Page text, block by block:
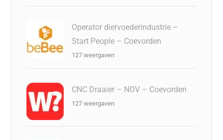
Operator diervoederindustrie –
Start People – Coevorden
127 weergaven
CNC Draaier – NOV – Coevorden
127 weergaven